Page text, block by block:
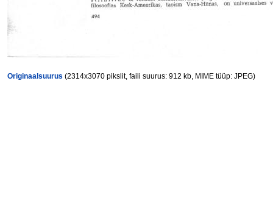
Originaalsuurus (2314x3070 pikslit, faili suurus: 912 kb, MIME tüüp: JPEG)